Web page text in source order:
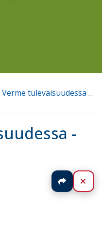
Verme tulevaisuudessa - visiointia
-
Jaa